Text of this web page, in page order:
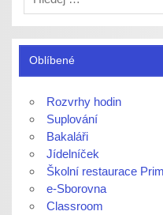
Oblíbené
Rozvrhy hodin
Suplování
Bakaláři
Jídelníček
Školní restaurace
e-Sborovna
Classroom